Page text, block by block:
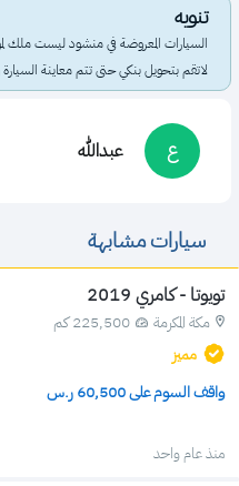
تنويه
السيارات المعروضة في منشود ليست ملك
لاتقم بتحويل بنكي حتى تتم معاينة
ع عبدالله
سيارات مشابهة
تويوتا - كامري 2019
مكة المكرمة
225,500 كم
مميز
واقف السوم على 60,500 ر.س
منذ عام واحد